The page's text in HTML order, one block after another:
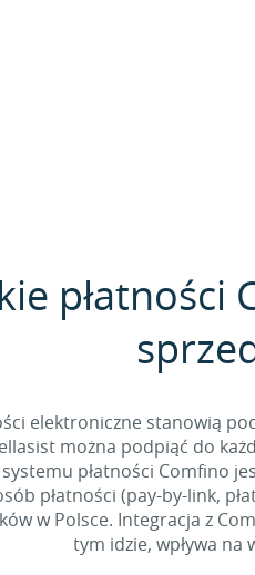
elektroniczne stanowią
można podpiąć do
płatności Comfino
płatności (pay-by-link,
w Polsce. Integracja z
tym idzie, wpływa na